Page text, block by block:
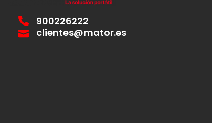
900226222
clientes@mator.es